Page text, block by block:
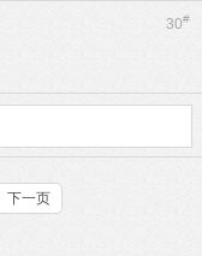
30#
下一页